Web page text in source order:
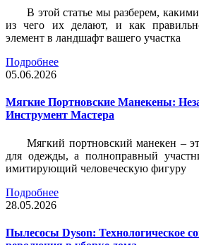
В этой статье мы разберем,
из чего их делают, и как
элемент в ландшафт вашего участка
Подробнее
05.06.2026
Мягкие Портновские Манекены:
Инструмент Мастера
Мягкий портновский манекен –
для одежды, а полноправный
имитирующий человеческую фигуру
Подробнее
28.05.2026
Пылесосы Dyson: Технологическое